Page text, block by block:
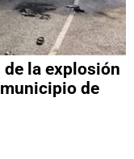
la explosión
de